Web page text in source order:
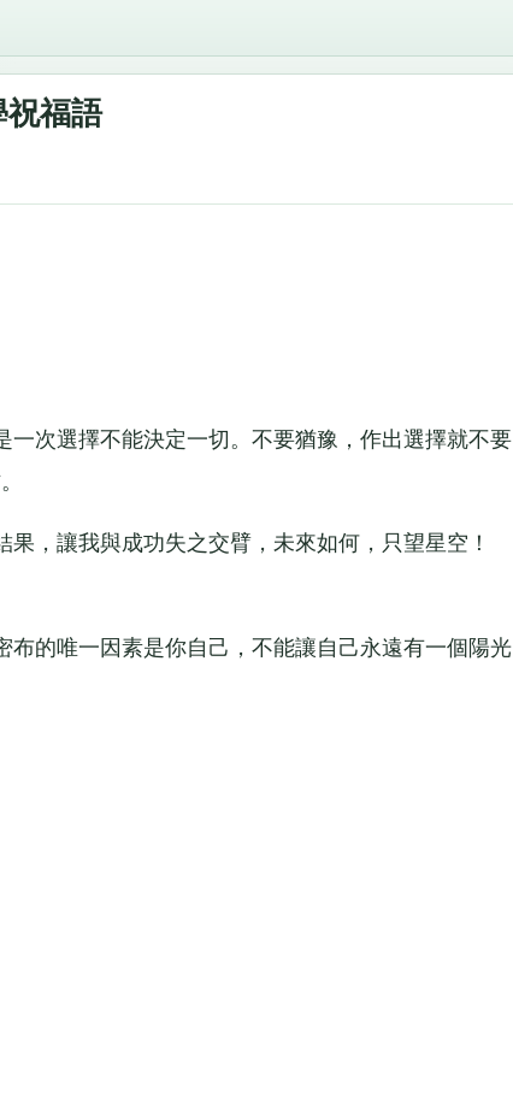
祝福語
次選擇不能決定一切。不要猶豫，作出選擇就不要
讓我與成功失之交臂，未來如何，只望星空！
的唯一因素是你自己，不能讓自己永遠有一個陽光